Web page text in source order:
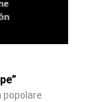
popolare